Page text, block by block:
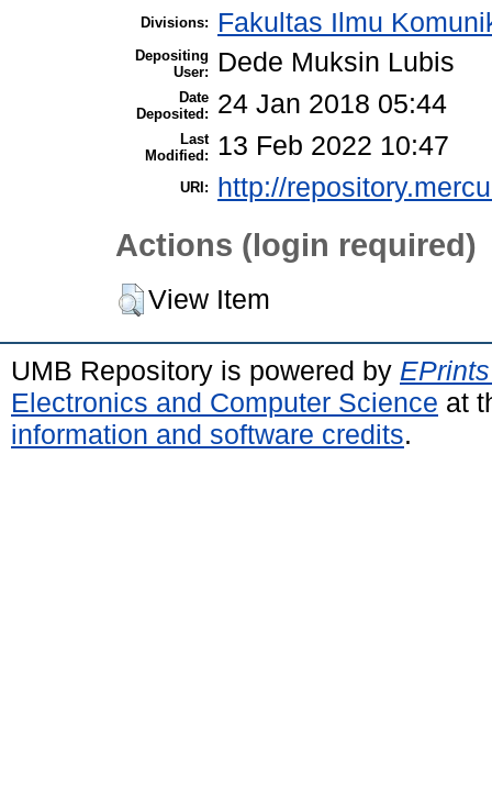
Divisions: Fakultas Ilmu
Depositing
User:
Dede Muksin Lubis
Date
Deposited:
24 Jan 2018 05:44
Last
Modified:
13 Feb 2022 10:47
URI: http://
Actions (login required)
View Item
UMB Repository is powered by
Electronics and Computer Science at
information and software credits.